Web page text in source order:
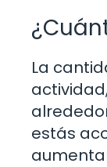
La
estás